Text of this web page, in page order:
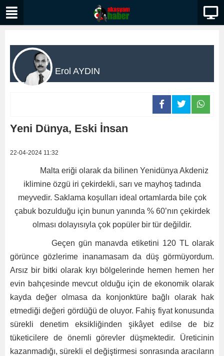
Erol AYDIN
Yeni Dünya, Eski İnsan
22-04-2024 11:32
Malta eriği olarak da bilinen Yenidünya Akdeniz
iklimine özgü iri çekirdekli, sarı ve mayhoş tadında
meyvedir. Saklama koşulları ideal ortamlarda bile çok
çabuk bozulduğu için bunun yanında % 60’nın çekirdek
olması dolayısıyla çok popüler bir tür değildir.
Geçen gün manavda etiketini 120 TL olarak
görünce gözlerime inanamasam da düş görmüyordum.
Arsız bir bitki olarak kıyı bölgelerinde hemen hemen her
evin bahçesinde mevcut olduğu için de ekonomik olarak
kayda değer olmasa da konjonktüre bağlı olarak hak
etmediği değeri gördüğü de oluyor. Fahiş fiyat konusunda
sürekli denetim eksikliğinden şikâyet edilse de biz
tüketicilere de önemli görevler düşmektedir. Üreticinin
kazanmadığı, sürekli el değiştirmesi sonrasında aracıların